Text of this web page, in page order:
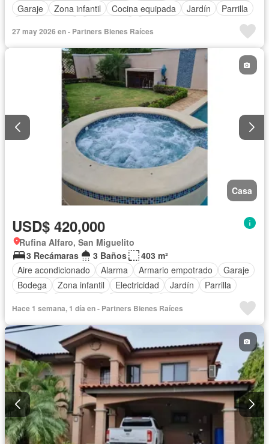
Garaje
Zona infantil Cocina equipada Jardín
Parrilla
Seguridad
Cuarto de servicio Piscina
Cancha de tenis
27 may 2026 en - Partners Bienes Raíces
Casa
USD$ 420,000
Rufina Alfaro, San Miguelito
3 Recámaras
3 Baños
403 m²
Aire acondicionado
Alarma Armario empotrado
Garaje
Bodega
Zona infantil Electricidad Jardín
Parrilla
Cancha de tenis
Agua
Hace 1 semana, 1 día en - Partners Bienes Raíces